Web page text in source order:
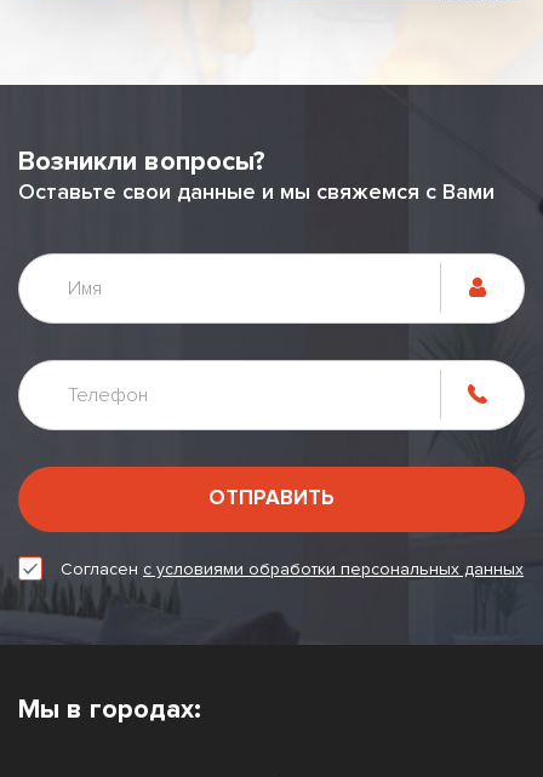
Возникли вопросы?
Оставьте свои данные и мы свяжемся с Вами
ОТПРАВИТЬ
Согласен с условиями обработки персональных данных
Мы в городах: